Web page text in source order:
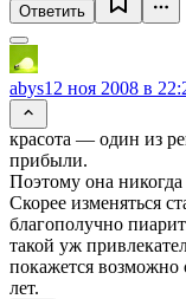
Ответить
abys12 ноя 2008 в
красота — один из
прибыли.
Поэтому она
Скорее изменяться
благополучно
такой уж
покажется возможно
лет.